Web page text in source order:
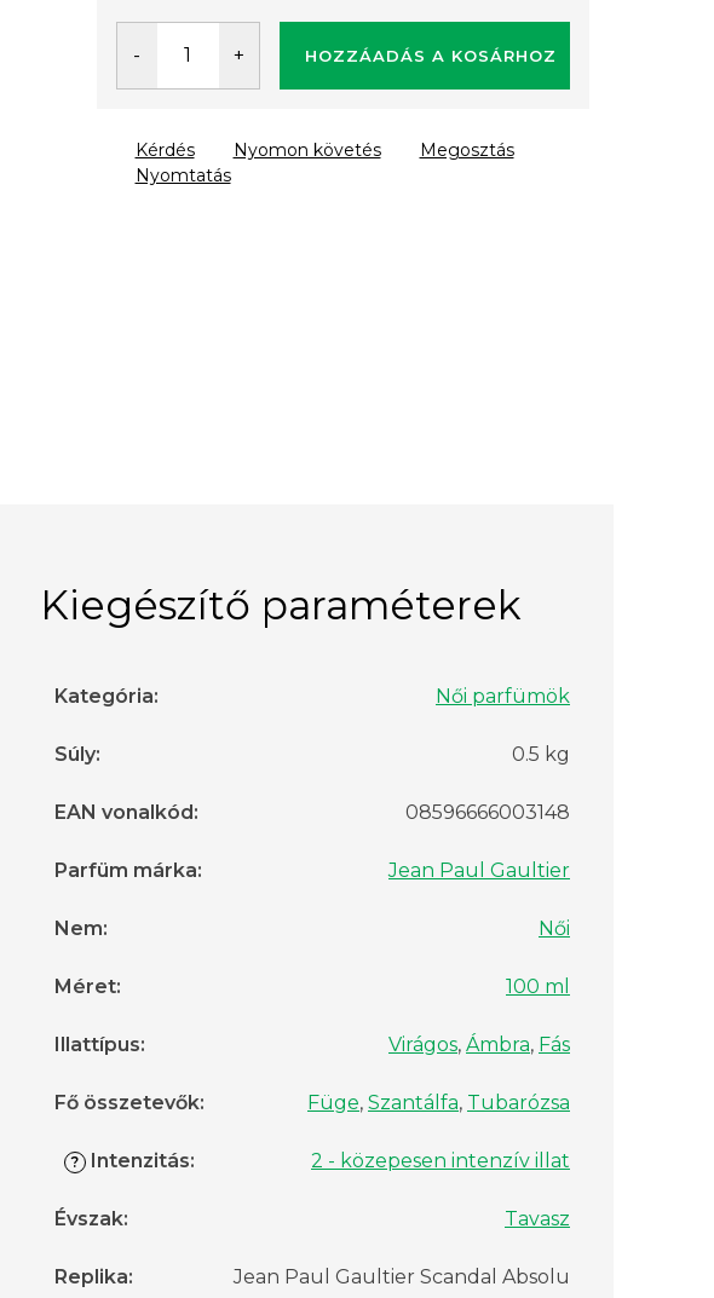
HOZZÁADÁS A KOSÁRHOZ
Nyomtatás
Kérdés Nyomon követés Megosztás
Kiegészítő paraméterek
Kategória: Női parfümök
Súly: 0.5 kg
EAN vonalkód : 08596666003148
Parfüm márka: Jean Paul Gaultier
Nem: Női
Méret: 100 ml
Illattípus: Virágos, Ámbra, Fás
Fő összetevők: Füge, Szantálfa, Tubarózsa
? Intenzitás: 2 - közepesen intenzív illat
Évszak: Tavasz
Replika: Jean Paul Gaultier Scandal Absolu